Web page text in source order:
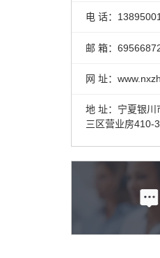
电 话：
邮 箱：
网 址：
地 址：宁夏银川
三区营业房410-3